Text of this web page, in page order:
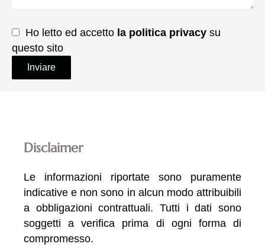
Ho letto ed accetto la politica privacy su
questo sito
Inviare
Disclaimer
Le informazioni riportate sono puramente
indicative e non sono in alcun modo attribuibili
a obbligazioni contrattuali. Tutti i dati sono
soggetti a verifica prima di ogni forma di
compromesso.